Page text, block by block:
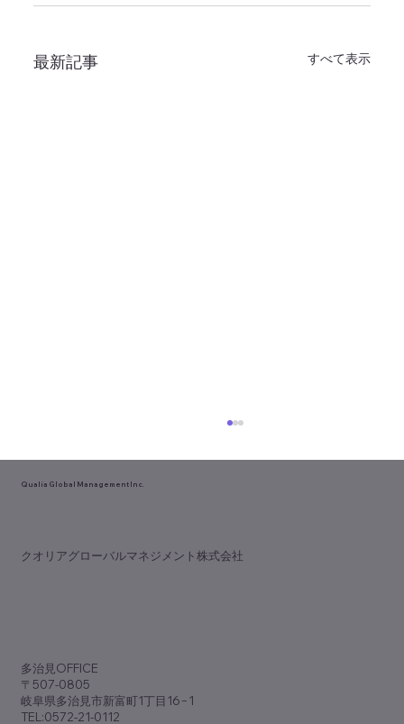
最新記事 すべて表示
載されました
Qualia Global Management Inc.
​クオリアグローバルマネジメント株式会社
​多治見OFFICE
〒507-0805
岐阜県多治見市新富町1丁目16−1
TEL:0572-21-0112